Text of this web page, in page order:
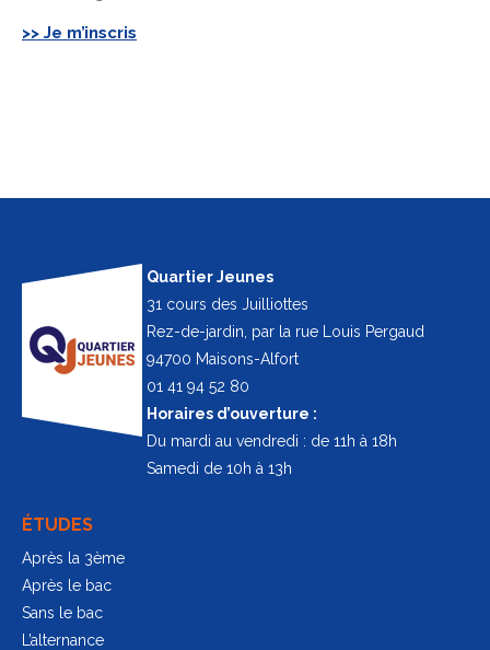
>> Je m’inscris
Quartier Jeunes
31 cours des Juilliottes
Rez-de-jardin, par la rue Louis Pergaud
94700 Maisons-Alfort
01 41 94 52 80
Horaires d’ouverture :
Du mardi au vendredi : de 11h à 18h
Samedi de 10h à 13h
ÉTUDES
Après la 3ème
Après le bac
Sans le bac
L’alternance